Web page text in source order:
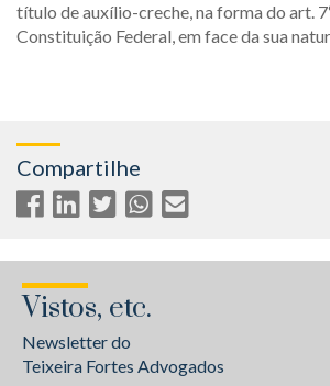
título de auxílio-creche, na forma do art.
Constituição Federal, em face da sua
Compartilhe
Vistos, etc.
Newsletter do
Teixeira Fortes Advogados